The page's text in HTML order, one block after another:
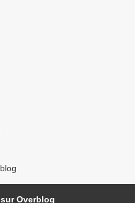
Overblog